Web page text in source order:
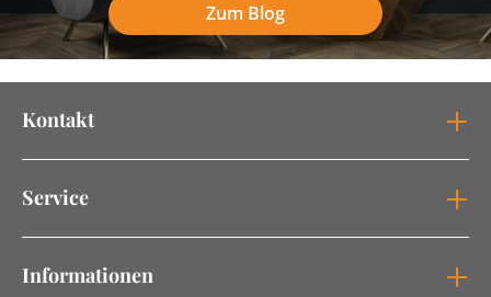
Zum Blog
Kontakt
Service
Informationen